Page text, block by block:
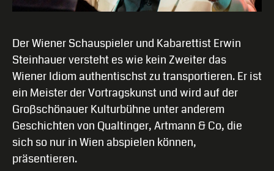
Der Wiener Schauspieler und Kabarettist Erwin
Steinhauer versteht es wie kein Zweiter das
Wiener Idiom authentischst zu transportieren. Er ist
ein Meister der Vortragskunst und wird auf der
Großschönauer Kulturbühne unter anderem
Geschichten von Qualtinger, Artmann & Co, die
sich so nur in Wien abspielen können,
präsentieren.